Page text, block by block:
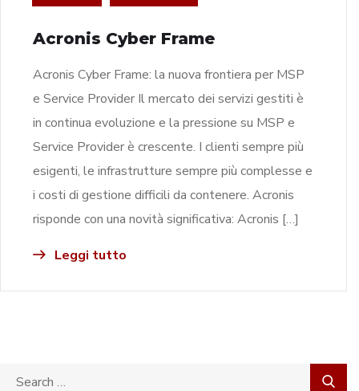
Acronis Cyber Frame
Acronis Cyber Frame: la nuova frontiera per MSP
e Service Provider Il mercato dei servizi gestiti è
in continua evoluzione e la pressione su MSP e
Service Provider è crescente. I clienti sempre più
esigenti, le infrastrutture sempre più complesse e
i costi di gestione difficili da contenere. Acronis
risponde con una novità significativa: Acronis […]
Leggi tutto